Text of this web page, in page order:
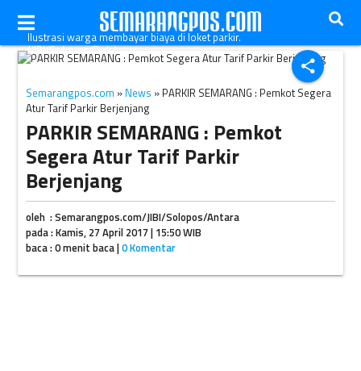
share
Ilustrasi warga membayar biaya di loket parkir.
(JIBI/Solopos/Dok.)
Semarangpos.com » News » PARKIR SEMARANG : Pemkot Segera
Atur Tarif Parkir Berjenjang
PARKIR SEMARANG : Pemkot
Segera Atur Tarif Parkir
Berjenjang
oleh : Semarangpos.com/JIBI/Solopos/Antara
pada : Kamis, 27 April 2017 | 15:50 WIB
baca : 0 menit baca |0 Komentar